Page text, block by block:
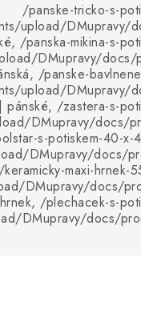
/panske-tricko-s-
upload/DMupravy/
/panska-mikina-s-
DMupravy/docs/
/panske-
upload/DMupravy/
pánské, /zastera-s-
DMupravy/docs/
s-potiskem-40-
DMupravy/docs/
maxi-hrnek-
DMupravy/docs/
hrnek, /plechacek-s-
DMupravy/docs/